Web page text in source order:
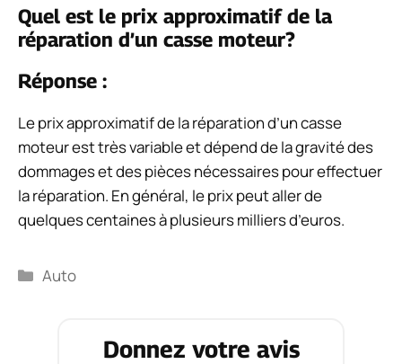
Quel est le prix approximatif de la
réparation d’un casse moteur?
Réponse :
Le prix approximatif de la réparation d’un casse
moteur est très variable et dépend de la gravité des
dommages et des pièces nécessaires pour effectuer
la réparation. En général, le prix peut aller de
quelques centaines à plusieurs milliers d’euros.
Catégories
Auto
Donnez votre avis